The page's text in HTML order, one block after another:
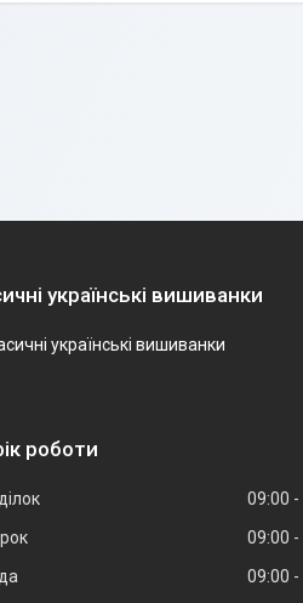
українські вишиванки
українські вишиванки
роботи
09:00
09:00
09:00